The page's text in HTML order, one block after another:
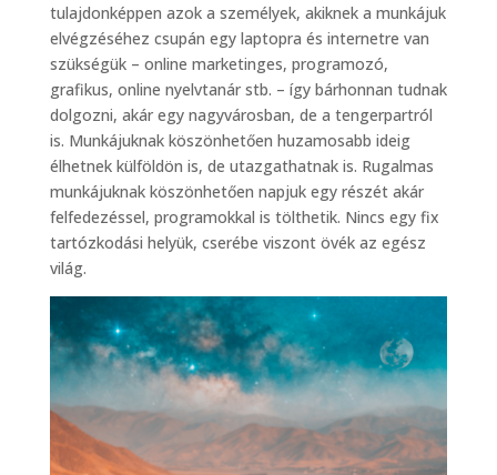
tulajdonképpen azok a személyek, akiknek a munkájuk
elvégzéséhez csupán egy laptopra és internetre van
szükségük – online marketinges, programozó,
grafikus, online nyelvtanár stb. – így bárhonnan tudnak
dolgozni, akár egy nagyvárosban, de a tengerpartról
is. Munkájuknak köszönhetően huzamosabb ideig
élhetnek külföldön is, de utazgathatnak is. Rugalmas
munkájuknak köszönhetően napjuk egy részét akár
felfedezéssel, programokkal is tölthetik. Nincs egy fix
tartózkodási helyük, cserébe viszont övék az egész
világ.